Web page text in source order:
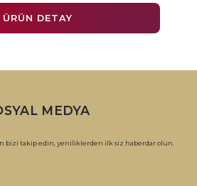
ÜRÜN DETAY
MEDYA
bizi takip edin, yeniliklerden ilk siz haberdar olun.